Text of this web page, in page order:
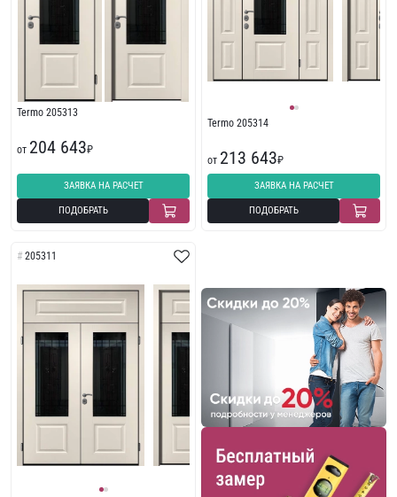
Termo 205313
от 204 643₽
ЗАЯВКА НА РАСЧЕТ
ПОДОБРАТЬ
Termo 205314
от 213 643₽
ЗАЯВКА НА РАСЧЕТ
ПОДОБРАТЬ
205311